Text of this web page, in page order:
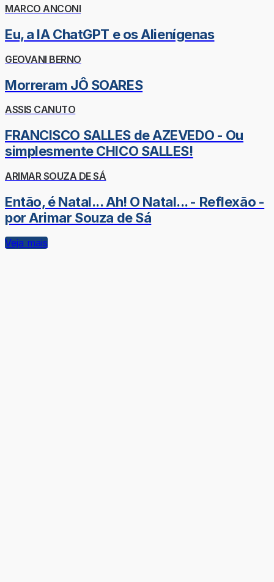
MARCO ANCONI
Eu, a IA ChatGPT e os Alienígenas
GEOVANI BERNO
Morreram JÔ SOARES
ASSIS CANUTO
FRANCISCO SALLES de AZEVEDO - Ou
simplesmente CHICO SALLES!
ARIMAR SOUZA DE SÁ
Então, é Natal... Ah! O Natal... - Reflexão -
por Arimar Souza de Sá
Veja mais